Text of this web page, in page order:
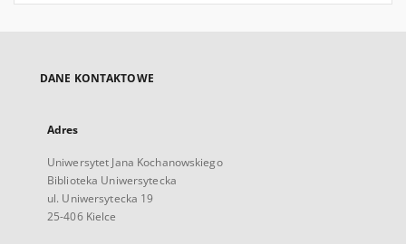
DANE KONTAKTOWE
Adres
Uniwersytet Jana Kochanowskiego
Biblioteka Uniwersytecka
ul. Uniwersytecka 19
25-406 Kielce